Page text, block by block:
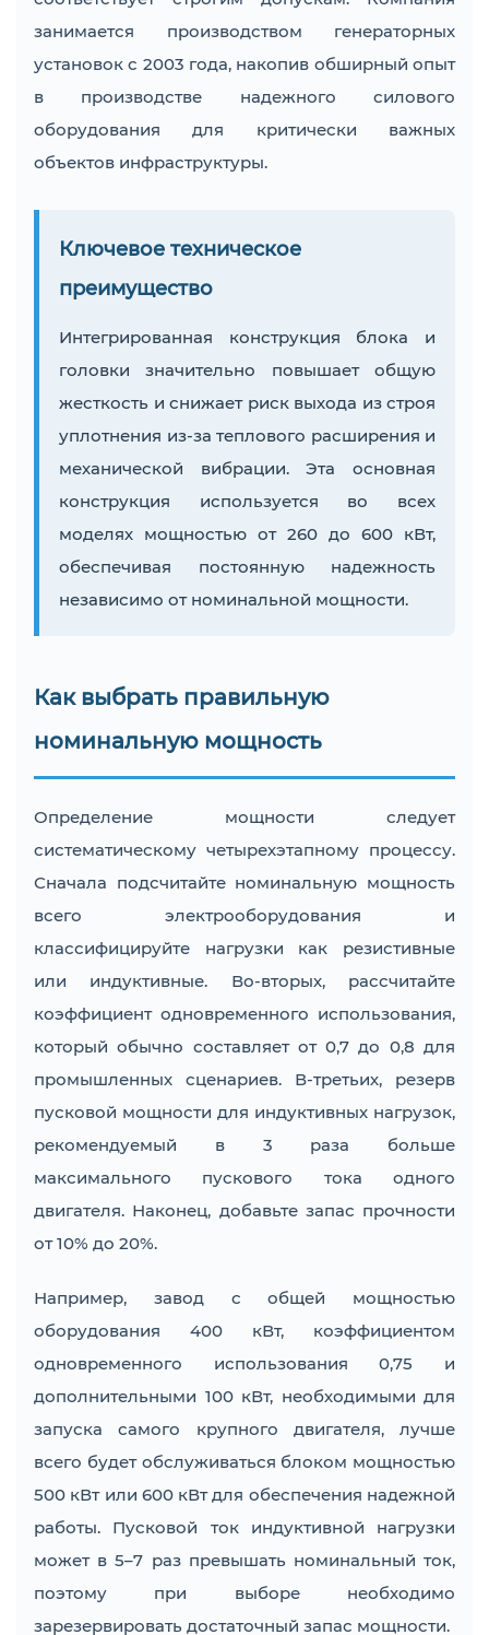
занимается производством генераторных
установок с 2003 года, накопив обширный опыт
в производстве надежного силового
оборудования для критически важных
объектов инфраструктуры.
Ключевое техническое
преимущество
Интегрированная конструкция блока и
головки значительно повышает общую
жесткость и снижает риск выхода из строя
уплотнения из-за теплового расширения и
механической вибрации. Эта основная
конструкция используется во всех
моделях мощностью от 260 до 600 кВт,
обеспечивая постоянную надежность
независимо от номинальной мощности.
Как выбрать правильную
номинальную мощность
Определение мощности следует
систематическому четырехэтапному процессу.
Сначала подсчитайте номинальную мощность
всего электрооборудования и
классифицируйте нагрузки как резистивные
или индуктивные. Во-вторых, рассчитайте
коэффициент одновременного использования,
который обычно составляет от 0,7 до 0,8 для
промышленных сценариев. В-третьих, резерв
пусковой мощности для индуктивных нагрузок,
рекомендуемый в 3 раза больше
максимального пускового тока одного
двигателя. Наконец, добавьте запас прочности
от 10% до 20%.
Например, завод с общей мощностью
оборудования 400 кВт, коэффициентом
одновременного использования 0,75 и
дополнительными 100 кВт, необходимыми для
запуска самого крупного двигателя, лучше
всего будет обслуживаться блоком мощностью
500 кВт или 600 кВт для обеспечения надежной
работы. Пусковой ток индуктивной нагрузки
может в 5–7 раз превышать номинальный ток,
поэтому при выборе необходимо
зарезервировать достаточный запас мощности.